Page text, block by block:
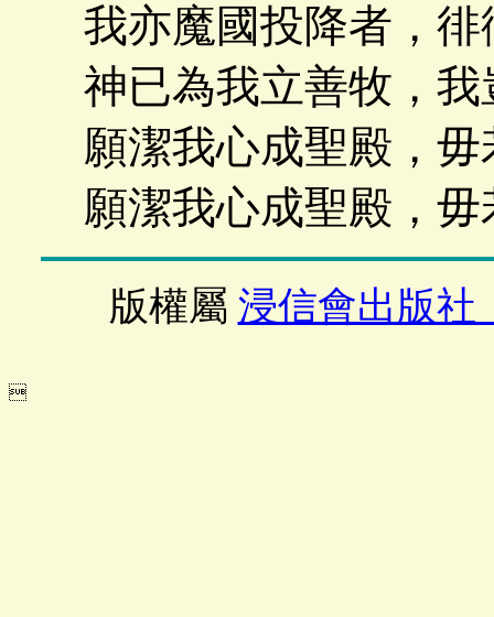
我亦魔國投降者，
神已為我立善牧，
願潔我心成聖殿，
願潔我心成聖殿，
版權屬 浸信會出版社
